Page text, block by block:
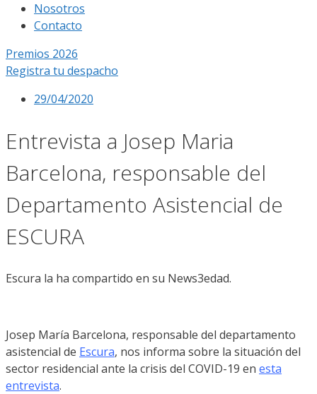
Nosotros
Contacto
Premios 2026
Registra tu despacho
29/04/2020
Entrevista a Josep Maria
Barcelona, responsable del
Departamento Asistencial de
ESCURA
Escura la ha compartido en su News3edad.
Josep María Barcelona, responsable del departamento
asistencial de Escura, nos informa sobre la situación del
sector residencial ante la crisis del COVID-19 en esta
entrevista.